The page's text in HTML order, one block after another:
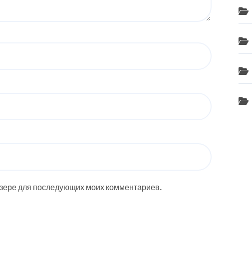
для последующих моих комментариев.